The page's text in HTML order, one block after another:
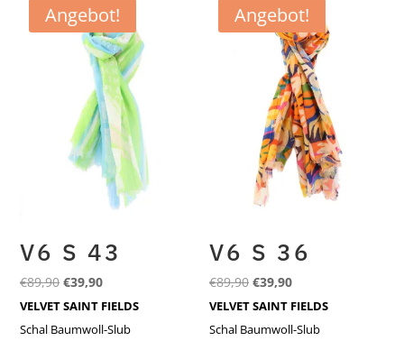
Angebot!
V6 S 43
€89,90 Ursprünglicher
Preis
war:
€39,90Aktueller
Preis
ist:
VELVET SAINT FIELDS
Schal Baumwoll-Slub
Angebot!
V6 S 36
€89,90 Ursprünglicher
Preis
war:
€39,90Aktueller
Preis
ist:
VELVET SAINT FIELDS
Schal Baumwoll-Slub